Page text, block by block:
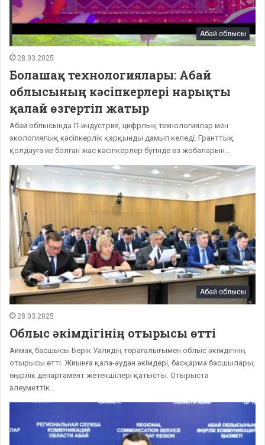
Абай облысы
28.03.2025
Болашақ технологиялары: Абай
облысының кәсіпкерлері нарықты
қалай өзгертіп жатыр
Абай облысында IT-индустрия, цифрлық технологиялар мен
экологиялық кәсіпкерлік қарқынды дамып келеді. Гранттық
қолдауға ие болған жас кәсіпкерлер бүгінде өз жобаларын…
Абай облысы
28.03.2025
Облыс әкімдігінің отырысы өтті
Аймақ басшысы Берік Уәлидің төрағалығымен облыс әкімдігінің
отырысы өтті. Жиынға қала-аудан әкімдері, басқарма басшылары,
өңірлік департамент жетекшілері қатысты. Отырыста
әлеуметтік…